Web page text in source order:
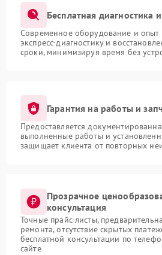
Бесплатная диагностика
Современное оборудование и опыт
экспресс-диагностику и
сроки, минимизируя время без
Гарантия на работы и
Предоставляется
выполненные работы и
защищает клиента от повторных
Прозрачное
консультация
Точные прайс-листы,
ремонта, отсутствие скрытых
бесплатной консультации по
сайте